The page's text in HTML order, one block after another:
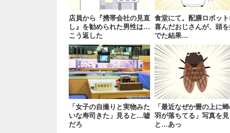
店員から『携帯会社の見直
し』を勧められた男性は…
こう返した
食堂にて。配膳ロボット
喜んだおじさんが、頭
でた結果…
「女子の自撮りと実物みた
いな寿司きた」見ると…嘘
だろ
「最近なぜか畳の上に
羽が落ちてる」写真を見
と…あっ